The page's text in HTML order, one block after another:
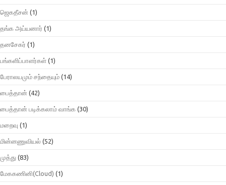
ஜெகதீசன் (1)
தங்க அய்யனார் (1)
தனசேகர் (1)
பங்களிப்பாளர்கள் (1)
பேராலயமும் சந்தையும் (14)
பைத்தான் (42)
பைத்தான் படிக்கலாம் வாங்க (30)
மறைவு (1)
மின்னணுவியல் (52)
முத்து (83)
மேககணினி(Cloud) (1)